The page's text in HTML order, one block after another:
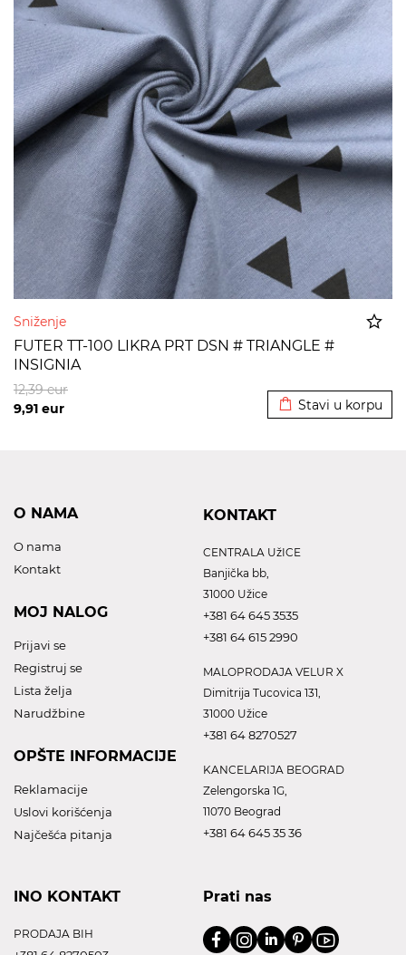
Sniženje
FUTER TT-100 LIKRA PRT DSN # TRIANGLE #
INSIGNIA
9,91 eur
12,39eur
Stavi u korpu
O NAMA
O nama
Kontakt
MOJ NALOG
Prijavi se
Registruj se
Lista želja
Narudžbine
OPŠTE INFORMACIJE
Reklamacije
Uslovi korišćenja
Najčešća pitanja
KONTAKT
CENTRALA UžICE
Banjička bb,
31000 Užice
+381 64 645 3535
+381 64 615 2990
MALOPRODAJA VELUR X
Dimitrija Tucovica 131,
31000 Užice
+381 64 8270527
KANCELARIJA BEOGRAD
Zelengorska 1G,
11070 Beograd
+381 64 645 35 36
INO KONTAKT
PRODAJA BIH
Prati nas